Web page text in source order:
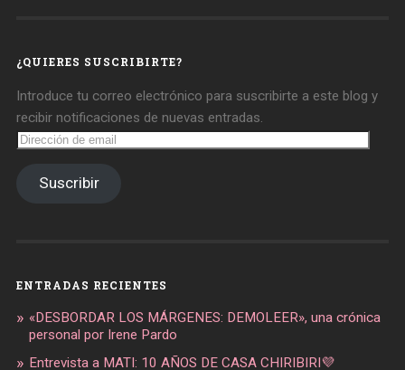
¿QUIERES SUSCRIBIRTE?
Introduce tu correo electrónico para suscribirte a este blog y
recibir notificaciones de nuevas entradas.
Dirección
de
Suscribir
ENTRADAS RECIENTES
«DESBORDAR LOS MÁRGENES: DEMOLEER», una crónica
personal por Irene Pardo
Entrevista a MATI: 10 AÑOS DE CASA CHIRIBIRI💜